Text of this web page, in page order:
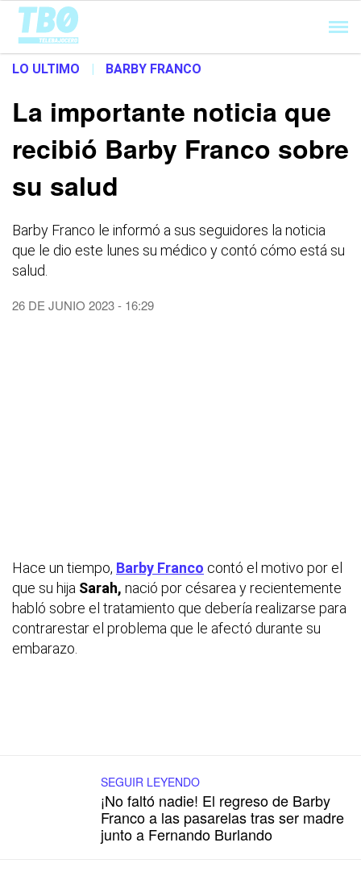
Cargando...
LO ULTIMO | BARBY FRANCO
La importante noticia que
recibió Barby Franco sobre
su salud
Barby Franco le informó a sus seguidores la noticia
que le dio este lunes su médico y contó cómo está su
salud.
26 DE JUNIO 2023 - 16:29
Hace un tiempo, Barby Franco contó el motivo por el
que su hija Sarah, nació por césarea y recientemente
habló sobre el tratamiento que debería realizarse para
contrarestar el problema que le afectó durante su
embarazo.
SEGUIR LEYENDO
¡No faltó nadie! El regreso de Barby
Franco a las pasarelas tras ser madre
junto a Fernando Burlando